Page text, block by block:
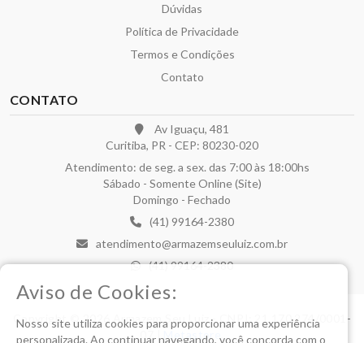
Dúvidas
Política de Privacidade
Termos e Condições
Contato
CONTATO
Av Iguaçu, 481
Curitiba, PR - CEP: 80230-020
Atendimento: de seg. a sex. das 7:00 às 18:00hs
Sábado - Somente Online (Site)
Domingo - Fechado
(41) 99164-2380
atendimento@armazemseuluiz.com.br
(41) 99164-2380
Copyright © 2026 Armazem Seu Luiz - CNPJ: 21.170.274/0001-
Metastore
Aviso de Cookies:
Nosso site utiliza cookies para proporcionar uma experiência
personalizada. Ao continuar navegando, você concorda com o